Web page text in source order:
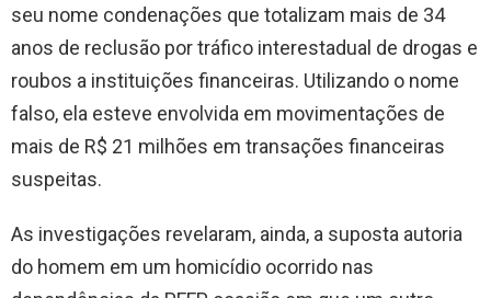
seu nome condenações que totalizam mais de 34
anos de reclusão por tráfico interestadual de drogas e
roubos a instituições financeiras. Utilizando o nome
falso, ela esteve envolvida em movimentações de
mais de R$ 21 milhões em transações financeiras
suspeitas.
As investigações revelaram, ainda, a suposta autoria
do homem em um homicídio ocorrido nas